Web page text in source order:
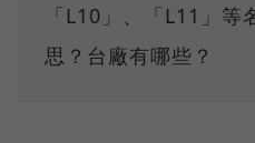
「L10」、「L11」
思？台廠有哪些？